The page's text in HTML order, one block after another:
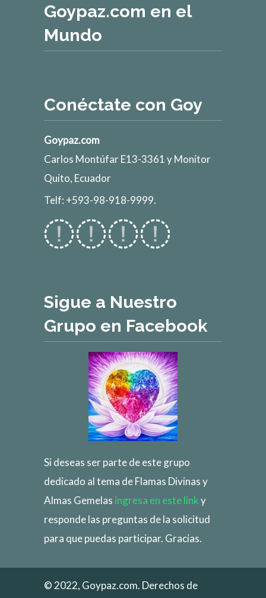
Goypaz.com en el
Mundo
Conéctate con Goy
Goypaz.com
Carlos Montúfar E13-3361 y Monitor
Quito, Ecuador
Telf: +593-98-918-9999.
Sigue a Nuestro
Grupo en Facebook
Si deseas ser parte de este grupo
dedicado al tema de Flamas Divinas y
Almas Gemelas ingresa en este linky
responde las preguntas de la solicitud
para que puedas participar. Gracias.
© 2022, Goypaz.com. Derechos de